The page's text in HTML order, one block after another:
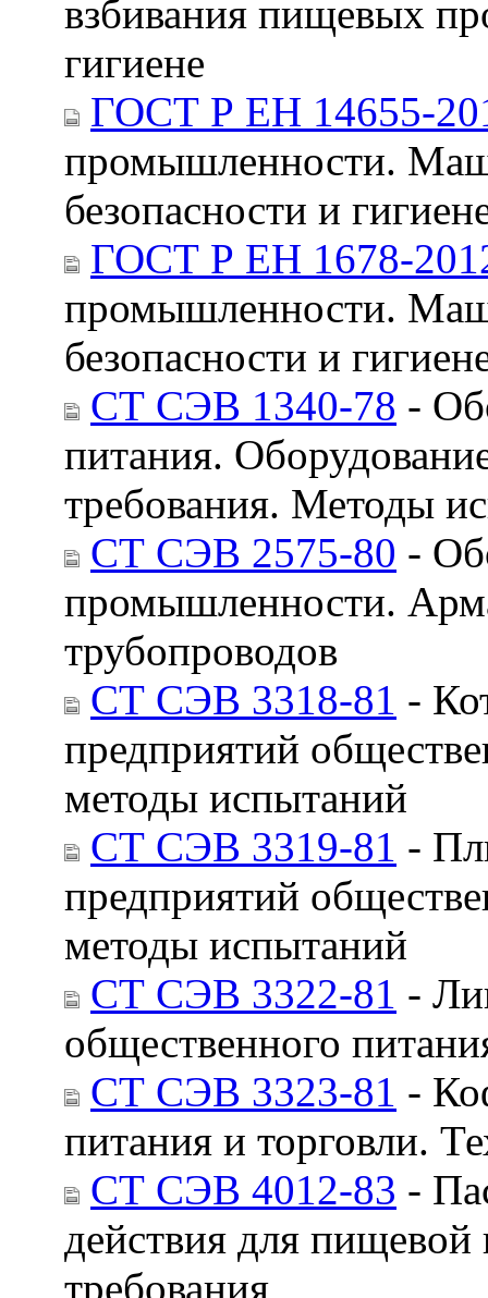
взбивания пищевых
гигиене
ГОСТ Р ЕН 14655-
промышленности.
безопасности и
ГОСТ Р ЕН 1678-
промышленности.
безопасности и
СТ СЭВ 1340-78 -
питания.
требования. Методы
СТ СЭВ 2575-80 -
промышленности.
трубопроводов
СТ СЭВ 3318-81 -
предприятий
методы испытаний
СТ СЭВ 3319-81 -
предприятий
методы испытаний
СТ СЭВ 3322-81 -
общественного
СТ СЭВ 3323-81 -
питания и торговли.
СТ СЭВ 4012-83 -
действия для
требования